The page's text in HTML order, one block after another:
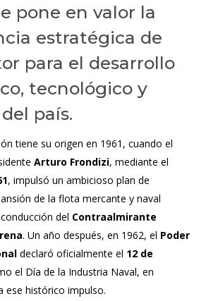
pone en valor la
estratégica de
para el desarrollo
tecnológico y
país.
tiene su origen en 1961, cuando el
Arturo Frondizi, mediante el
, impulsó un ambicioso plan de
de la flota mercante y naval
del Contraalmirante
. Un año después, en 1962, el Poder
declaró oficialmente el 12 de
el Día de la Industria Naval, en
ese histórico impulso.